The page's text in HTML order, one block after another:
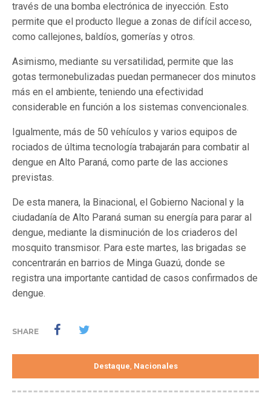
través de una bomba electrónica de inyección. Esto
permite que el producto llegue a zonas de difícil acceso,
como callejones, baldíos, gomerías y otros.
Asimismo, mediante su versatilidad, permite que las
gotas termonebulizadas puedan permanecer dos minutos
más en el ambiente, teniendo una efectividad
considerable en función a los sistemas convencionales.
Igualmente, más de 50 vehículos y varios equipos de
rociados de última tecnología trabajarán para combatir al
dengue en Alto Paraná, como parte de las acciones
previstas.
De esta manera, la Binacional, el Gobierno Nacional y la
ciudadanía de Alto Paraná suman su energía para parar al
dengue, mediante la disminución de los criaderos del
mosquito transmisor. Para este martes, las brigadas se
concentrarán en barrios de Minga Guazú, donde se
registra una importante cantidad de casos confirmados de
dengue.
SHARE
Destaque, Nacionales